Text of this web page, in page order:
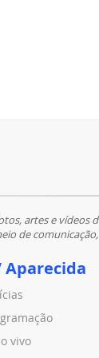
artes e vídeos
de
Aparecida
vivo